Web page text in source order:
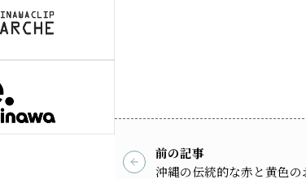
前の記事
沖縄の伝統的な赤と黄色の